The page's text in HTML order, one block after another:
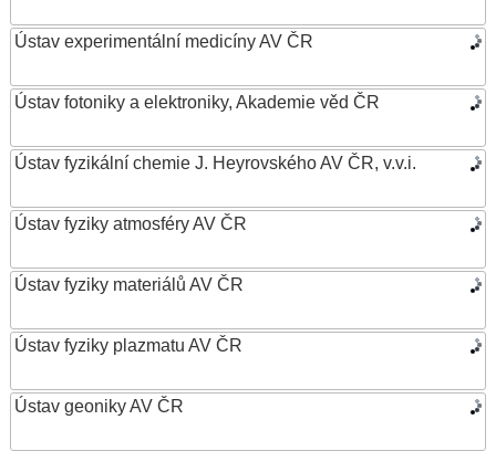
Ústav experimentální medicíny AV ČR
Ústav fotoniky a elektroniky, Akademie věd ČR
Ústav fyzikální chemie J. Heyrovského AV ČR, v.v.i.
Ústav fyziky atmosféry AV ČR
Ústav fyziky materiálů AV ČR
Ústav fyziky plazmatu AV ČR
Ústav geoniky AV ČR